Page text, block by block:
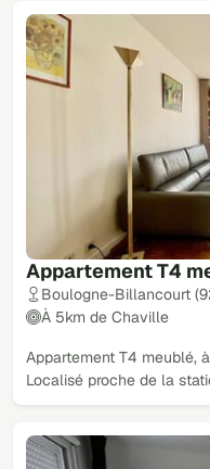
Appartement T4
Boulogne-Billancourt
À 5km de Chaville
Appartement T4 meublé,
Localisé proche de la